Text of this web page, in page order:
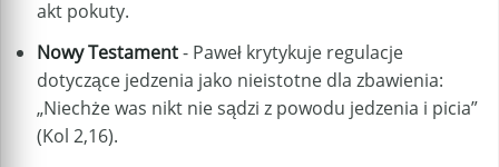
akt pokuty.
Nowy Testament- Paweł krytykuje regulacje
dotyczące jedzenia jako nieistotne dla zbawienia:
„Niechże was nikt nie sądzi z powodu jedzenia i picia”
(Kol 2,16).